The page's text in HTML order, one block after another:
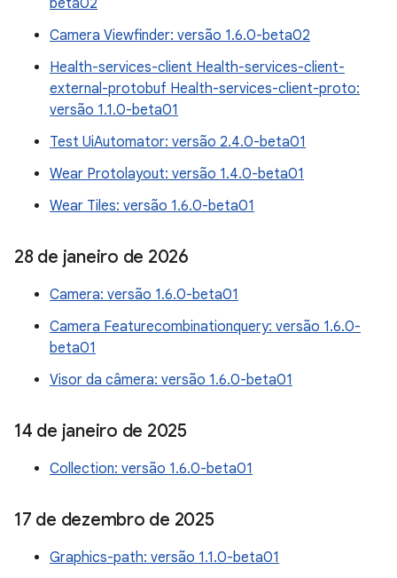
beta02
Camera Viewfinder: versão 1.6.0-beta02
Health-services-client Health-services-client-
external-protobuf Health-services-client-proto:
versão 1.1.0-beta01
Test UiAutomator: versão 2.4.0-beta01
Wear Protolayout: versão 1.4.0-beta01
Wear Tiles: versão 1.6.0-beta01
28 de janeiro de 2026
Camera: versão 1.6.0-beta01
Camera Featurecombinationquery: versão 1.6.0-
beta01
Visor da câmera: versão 1.6.0-beta01
14 de janeiro de 2025
Collection: versão 1.6.0-beta01
17 de dezembro de 2025
Graphics-path: versão 1.1.0-beta01